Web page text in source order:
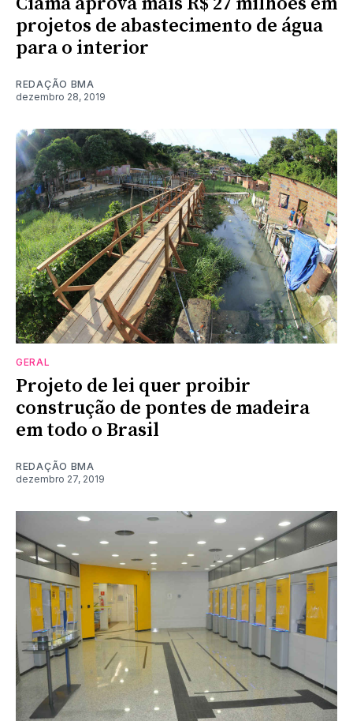
projetos de abastecimento de água
para o interior
REDAÇÃO BMA
dezembro 28, 2019
GERAL
Projeto de lei quer proibir
construção de pontes de madeira
em todo o Brasil
REDAÇÃO BMA
dezembro 27, 2019